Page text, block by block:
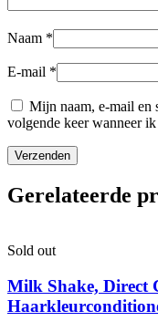
Naam *
E-mail *
Mijn naam, e-mail en
volgende keer wanneer ik
Gerelateerde
Sold out
Milk Shake, Direct